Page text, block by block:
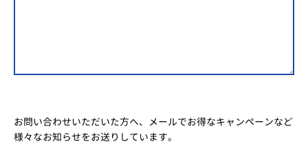
お問い合わせいただいた方へ、メールでお得なキャンペーンなど
様々なお知らせをお送りしています。